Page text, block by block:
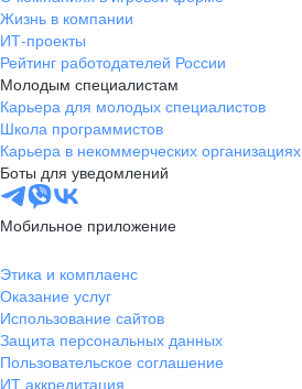
Жизнь в компании
ИТ-проекты
Рейтинг работодателей России
Молодым специалистам
Карьера для молодых специалистов
Школа программистов
Карьера в некоммерческих организациях
Боты для уведомлений
Мобильное приложение
Этика и комплаенс
Оказание услуг
Использование сайтов
Защита персональных данных
Пользовательское соглашение
ИТ аккредитация